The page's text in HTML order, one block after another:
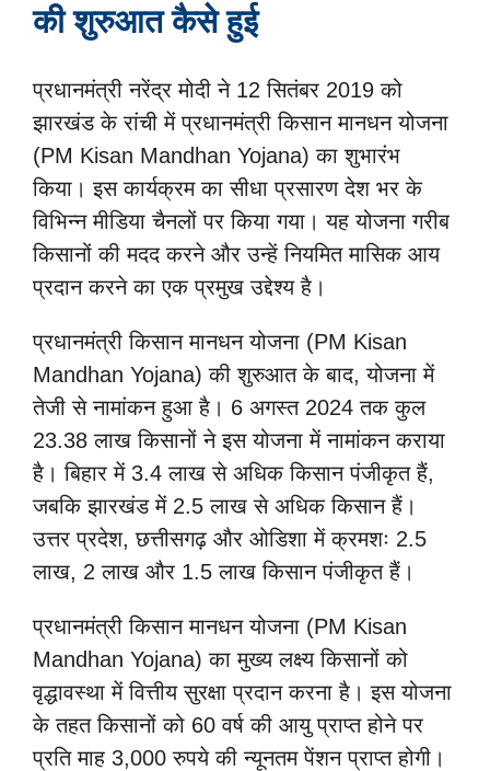
की शुरुआत कैसे हुई
प्रधानमंत्री नरेंद्र मोदी ने 12 सितंबर 2019 को
झारखंड के रांची में प्रधानमंत्री किसान मानधन योजना
(PM Kisan Mandhan Yojana) का शुभारंभ
किया। इस कार्यक्रम का सीधा प्रसारण देश भर के
विभिन्न मीडिया चैनलों पर किया गया। यह योजना गरीब
किसानों की मदद करने और उन्हें नियमित मासिक आय
प्रदान करने का एक प्रमुख उद्देश्य है।
प्रधानमंत्री किसान मानधन योजना (PM Kisan
Mandhan Yojana) की शुरुआत के बाद, योजना में
तेजी से नामांकन हुआ है। 6 अगस्त 2024 तक कुल
23.38 लाख किसानों ने इस योजना में नामांकन कराया
है। बिहार में 3.4 लाख से अधिक किसान पंजीकृत हैं,
जबकि झारखंड में 2.5 लाख से अधिक किसान हैं।
उत्तर प्रदेश, छत्तीसगढ़ और ओडिशा में क्रमशः 2.5
लाख, 2 लाख और 1.5 लाख किसान पंजीकृत हैं।
प्रधानमंत्री किसान मानधन योजना (PM Kisan
Mandhan Yojana) का मुख्य लक्ष्य किसानों को
वृद्धावस्था में वित्तीय सुरक्षा प्रदान करना है। इस योजना
के तहत किसानों को 60 वर्ष की आयु प्राप्त होने पर
प्रति माह 3,000 रुपये की न्यूनतम पेंशन प्राप्त होगी।